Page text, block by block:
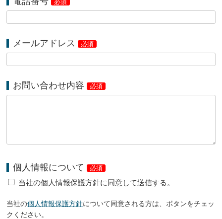
必須
メールアドレス 必須
お問い合わせ内容 必須
個人情報について 必須
当社の個人情報保護方針に同意して送信する。
当社の個人情報保護方針について同意される方は、ボタンをチェッ
クください。